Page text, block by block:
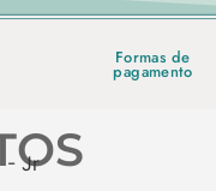
Formas de
pagamento
- Jr